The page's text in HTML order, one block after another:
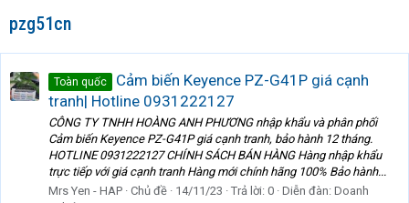
pzg51cn
Toàn quốc
Cảm biến Keyence PZ-G41P giá cạnh
tranh| Hotline 0931222127
CÔNG TY TNHH HOÀNG ANH PHƯƠNG nhập khẩu và phân phối
Cảm biến Keyence PZ-G41P giá cạnh tranh, bảo hành 12 tháng.
HOTLINE 0931222127 CHÍNH SÁCH BÁN HÀNG Hàng nhập khẩu
trực tiếp với giá cạnh tranh Hàng mới chính hãng 100% Bảo hành...
Mrs Yen - HAP Chủ đề 14/11/23 Trả lời: 0 Diễn đàn: Doanh